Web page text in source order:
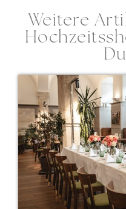
Weitere